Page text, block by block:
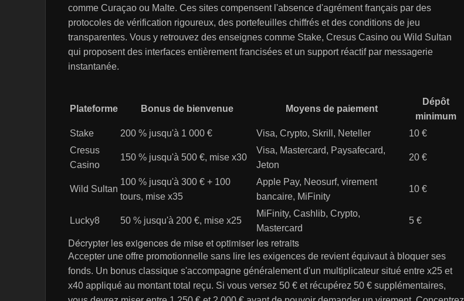
comme Curaçao ou Malte. Ces sites compensent l'absence d'agrément français par des
protocoles de vérification rigoureux, des portefeuilles chiffrés et des conditions de jeu
transparentes. Vous y retrouvez des enseignes comme Stake, Cresus Casino ou Wild Sultan
qui proposent des interfaces entièrement francisées et un support réactif par messagerie
instantanée.
Plateforme Bonus de bienvenue Moyens de paiement
Dépôt
minimum
Stake
200 % jusqu'à 1 000 € Visa, Crypto, Skrill, Neteller
10 €
Cresus
Casino
150 % jusqu'à 500 €, mise x30
Visa, Mastercard, Paysafecard,
Jeton
20 €
Wild Sultan
100 % jusqu'à 300 € + 100
tours, mise x35
Apple Pay, Neosurf, virement
bancaire, MiFinity
10 €
Lucky8 50 % jusqu'à 200 €, mise x25
MiFinity, Cashlib, Crypto,
Mastercard
5 €
Décrypter les exigences de mise et optimiser les retraits
Accepter une offre promotionnelle sans lire les exigences de revient équivaut à bloquer ses
fonds. Un bonus classique s'accompagne généralement d'un multiplicateur situé entre x25 et
x40 appliqué au montant total reçu. Si vous versez 50 € et récupérez 50 € supplémentaires,